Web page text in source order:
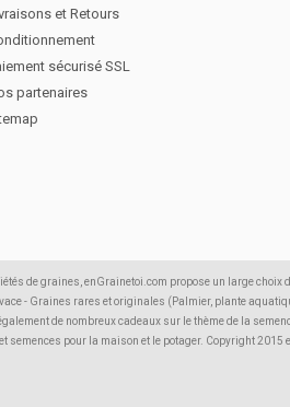
et Retours
sécurisé SSL
partenaires
de graines, enGrainetoi.com propose un large choix
- Graines rares et originales (Palmier, plante
de nombreux cadeaux sur le thème de la
pour la maison et le potager. Copyright 2015